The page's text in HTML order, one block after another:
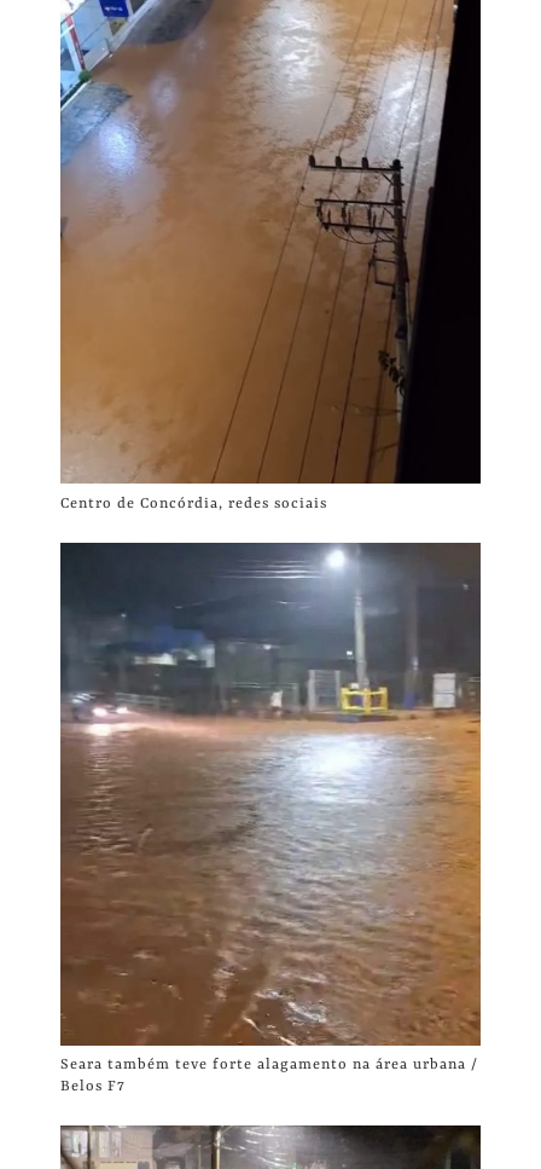
Centro de Concórdia, redes sociais
Seara também teve forte alagamento na área urbana /
Belos F7